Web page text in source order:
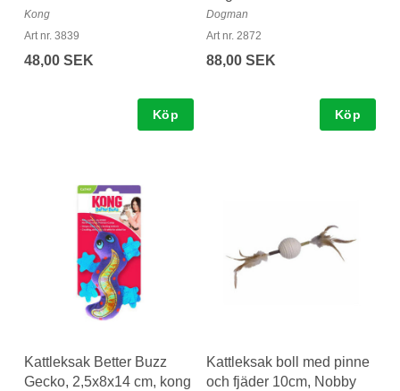
Kong
Art nr. 3839
48,00 SEK
Köp
Dogman
Art nr. 2872
88,00 SEK
Köp
Kattleksak Better Buzz
Gecko, 2,5x8x14 cm, kong
Kattleksak boll med pinne
och fjäder 10cm, Nobby